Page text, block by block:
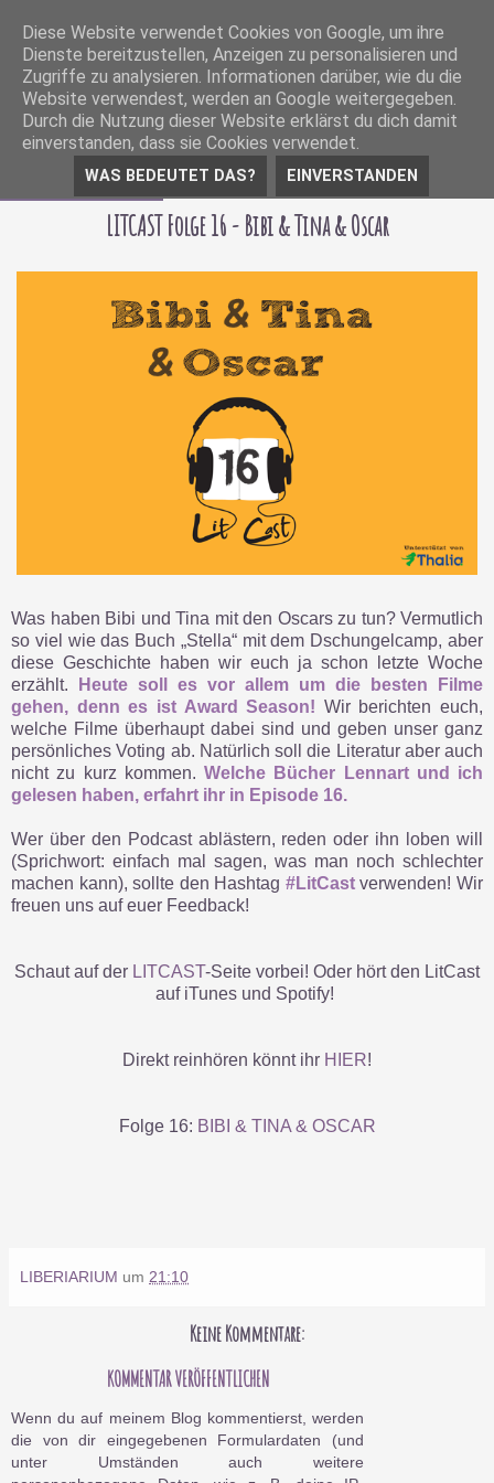
LITCAST Folge 16 - Bibi & Tina & Oscar
Was haben Bibi und Tina mit den Oscars zu tun? Vermutlich
so viel wie das Buch „Stella“ mit dem Dschungelcamp, aber
diese Geschichte haben wir euch ja schon letzte Woche
erzählt.
Heute soll es vor allem um die besten Filme
gehen, denn es ist Award Season! Wir berichten euch,
welche Filme überhaupt dabei sind und geben unser ganz
persönliches Voting ab. Natürlich soll die Literatur aber auch
nicht zu kurz kommen. Welche Bücher Lennart und ich
gelesen haben, erfahrt ihr in Episode 16.
Wer über den Podcast ablästern, reden oder ihn loben will
(Sprichwort: einfach mal sagen, was man noch schlechter
machen kann), sollte den Hashtag #LitCastverwenden! Wir
freuen uns auf euer Feedback!
Schaut auf der LITCAST-Seite vorbei! Oder hört den LitCast
auf iTunes und Spotify!
Direkt reinhören könnt ihr HIER!
Folge 16: BIBI & TINA & OSCAR
LIBERIARIUM um 21:10
Keine Kommentare:
KOMMENTAR VERÖFFENTLICHEN
Wenn du auf meinem Blog kommentierst, werden
die von dir eingegebenen Formulardaten (und
unter Umständen auch weitere
Diese Website verwendet Cookies von Google, um ihre
Dienste bereitzustellen, Anzeigen zu personalisieren und
Zugriffe zu analysieren. Informationen darüber, wie du die
Website verwendest, werden an Google weitergegeben.
Durch die Nutzung dieser Website erklärst du dich damit
einverstanden, dass sie Cookies verwendet.
WAS BEDEUTET DAS? EINVERSTANDEN